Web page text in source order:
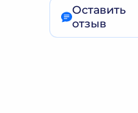
Оставить
отзыв